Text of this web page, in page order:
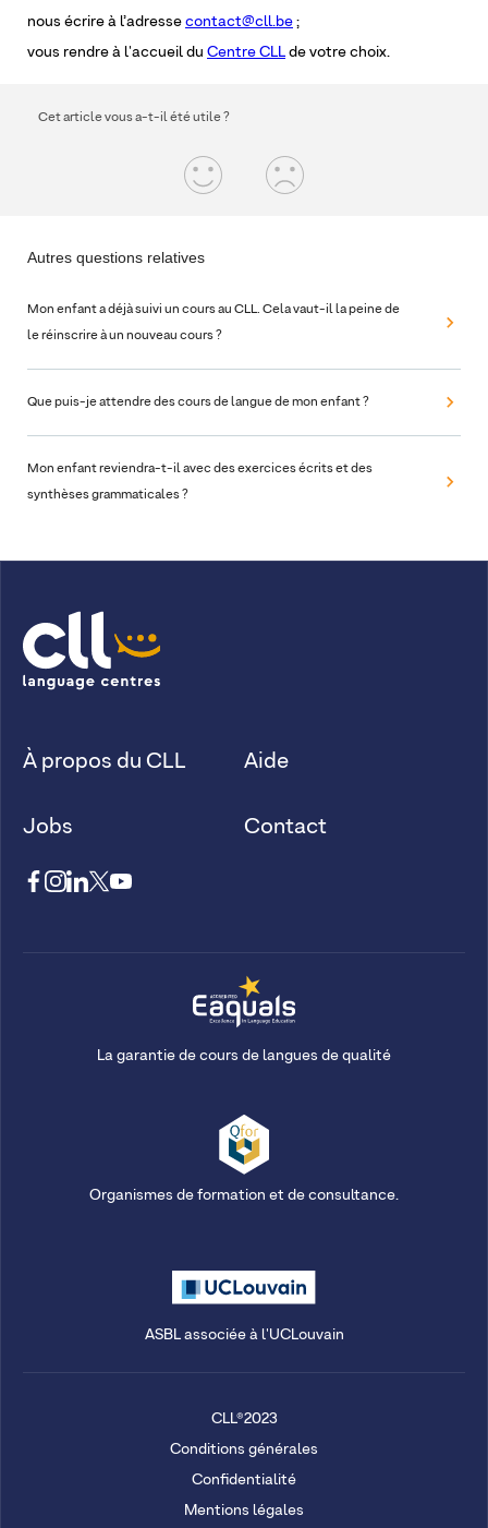
nous écrire à l’adresse contact@cll.be ;
vous rendre à l'accueil du Centre CLL de votre choix.
Cet article vous a-t-il été utile ?
Autres questions relatives
Mon enfant a déjà suivi un cours au CLL. Cela vaut-il la peine de
le réinscrire à un nouveau cours ?
Que puis-je attendre des cours de langue de mon enfant ?
Mon enfant reviendra-t-il avec des exercices écrits et des
synthèses grammaticales ?
À propos du CLL
Jobs
Aide
Contact
La garantie de cours de langues de qualité
Organismes de formation et de consultance.
ASBL associée à l'UCLouvain
CLL®2023
Conditions générales
Confidentialité
Mentions légales